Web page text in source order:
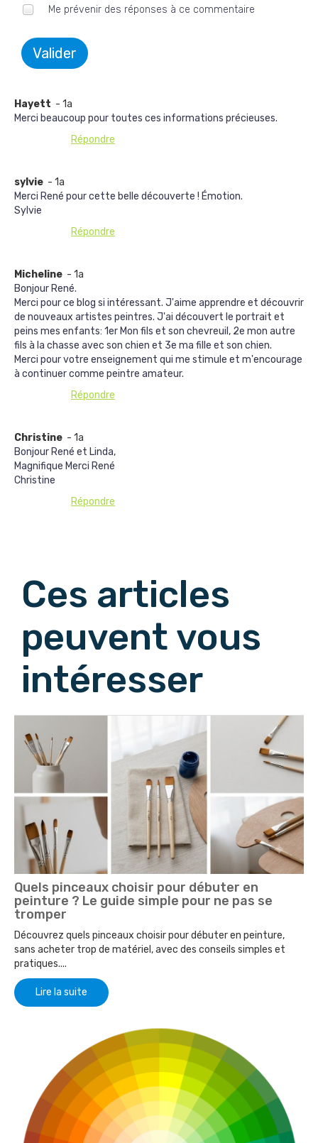
Me prévenir des réponses à ce commentaire
Valider
Hayett - 1a
Merci beaucoup pour toutes ces informations précieuses.
Répondre
sylvie - 1a
Merci René pour cette belle découverte ! Émotion.
Sylvie
Répondre
Micheline - 1a
Bonjour René.
Merci pour ce blog si intéressant. J'aime apprendre et découvrir
de nouveaux artistes peintres. J'ai découvert le portrait et
peins mes enfants: 1er Mon fils et son chevreuil, 2e mon autre
fils à la chasse avec son chien et 3e ma fille et son chien.
Merci pour votre enseignement qui me stimule et m'encourage
à continuer comme peintre amateur.
Répondre
Christine - 1a
Bonjour René et Linda,
Magnifique Merci René
Christine
Répondre
Ces articles
peuvent vous
intéresser
Quels pinceaux choisir pour débuter en
peinture ? Le guide simple pour ne pas se
tromper
Découvrez quels pinceaux choisir pour débuter en peinture,
sans acheter trop de matériel, avec des conseils simples et
pratiques....
Lire la suite